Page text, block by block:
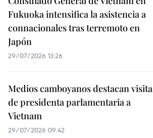
Fukuoka intensifica la asistencia a
connacionales tras terremoto en
Japón
29/07/2026 13:26
Medios camboyanos destacan visita
de presidenta parlamentaria a
Vietnam
29/07/2026 09:42